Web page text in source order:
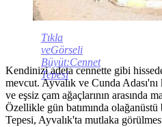
Tıkla
veGörseli
Büyüt:Cennet
Tepesi
Kendinizi adeta cennette gibi
mevcut. Ayvalık ve Cunda
ve eşsiz çam ağaçlarının arasında
Özellikle gün batımında
Tepesi, Ayvalık'ta mutlaka